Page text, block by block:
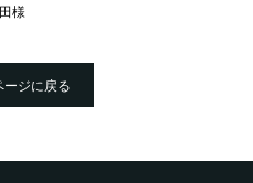
様
ージに戻る